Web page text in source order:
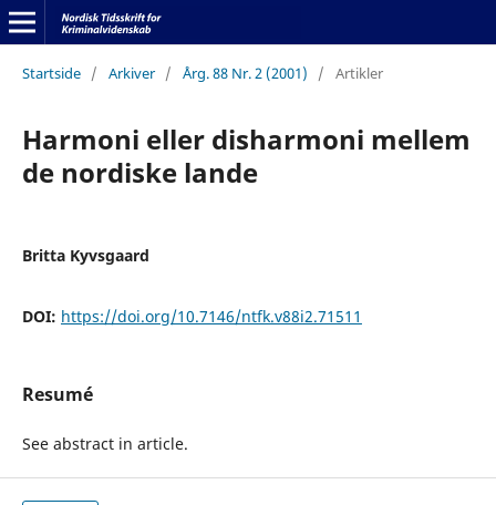
Startside / Arkiver / Årg. 88 Nr. 2 (2001) / Artikler
Harmoni eller disharmoni mellem
de nordiske lande
Britta Kyvsgaard
DOI: https://doi.org/10.7146/ntfk.v88i2.71511
Resumé
See abstract in article.